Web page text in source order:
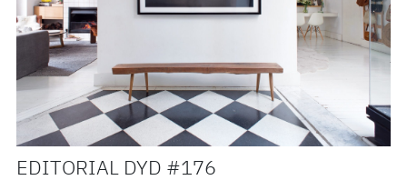
EDITORIAL DYD #176